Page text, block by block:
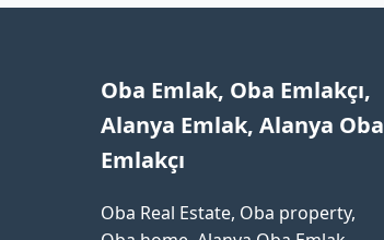
Oba Emlak, Oba Emlakçı,
Alanya Emlak, Alanya Oba
Emlakçı
Oba Real Estate, Oba property,